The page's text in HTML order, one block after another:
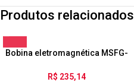
Produtos relacionados
Bobina eletromagnética MSFG-
R$ 235,14